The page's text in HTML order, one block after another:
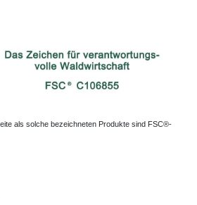
als solche bezeichneten Produkte sind FSC®-